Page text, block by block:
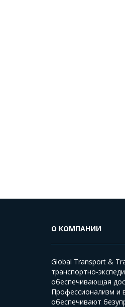
О КОМПАНИИ
Global Transport &
транспортно-
обеспечивающая
Профессионализм и
обеспечивают